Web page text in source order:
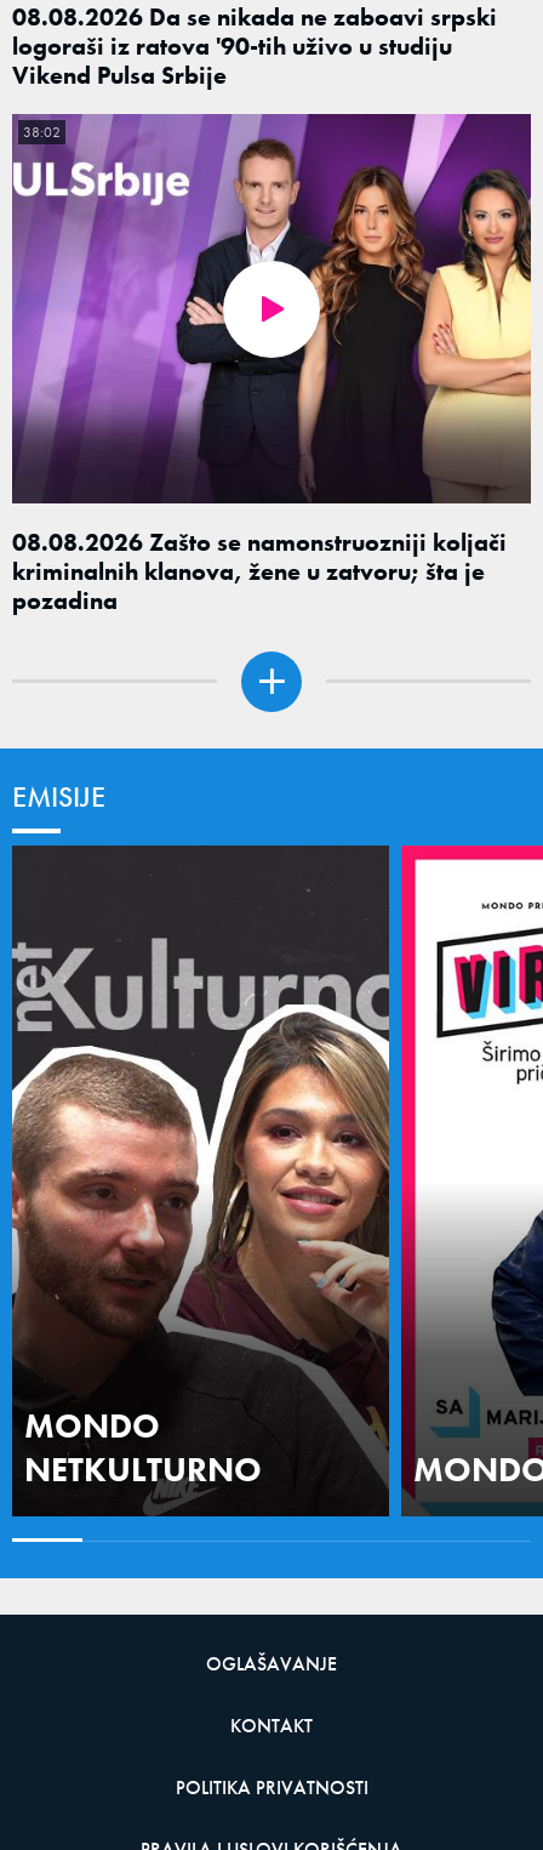
08.08.2026 Da se nikada ne zaboavi srpski
logoraši iz ratova '90-tih uživo u studiju
Vikend Pulsa Srbije
08.08.2026 Zašto se namonstruozniji koljači
kriminalnih klanova, žene u zatvoru; šta je
pozadina
38:02
EMISIJE
MONDO
NETKULTURNO
OGLAŠAVANJE
KONTAKT
POLITIKA PRIVATNOSTI